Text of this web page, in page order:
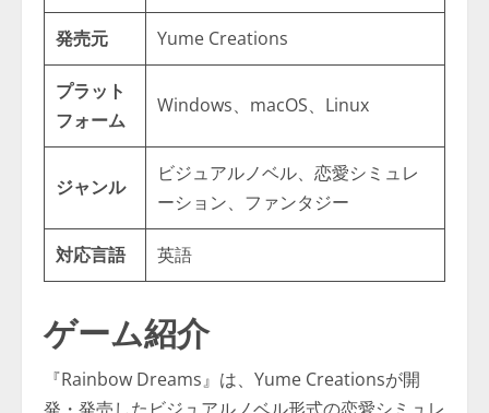
発売元 Yume Creations
プラット
フォーム
Windows、macOS、Linux
ジャンル
ビジュアルノベル、恋愛シミュレ
ーション、ファンタジー
対応言語 英語
ゲーム紹介
『Rainbow Dreams』は、Yume Creationsが開